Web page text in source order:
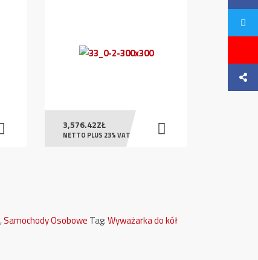
3,576.42ZŁ
NETTO PLUS 23% VAT
,Samochody Osobowe Tag:Wyważarka do kół